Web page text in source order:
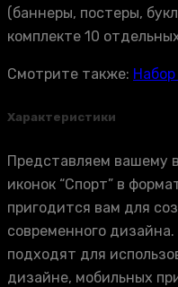
(баннеры, постеры,
комплекте 10
Смотрите также:
Характеристики
Представляем вашему
иконок “Спорт” в
пригодится вам для
современного
подходят для
дизайне, мобильных